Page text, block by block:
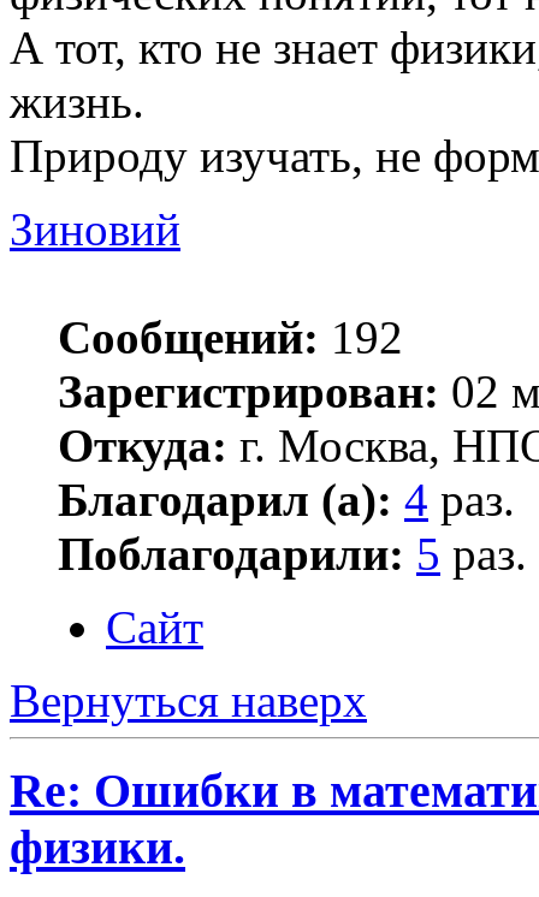
А тот, кто не знает
жизнь.
Природу изучать, не
Зиновий
Сообщений: 192
Зарегистрирован: 02
Откуда: г. Москва,
Благодарил (а): 4 раз.
Поблагодарили: 5 раз.
Сайт
Вернуться наверх
Re: Ошибки в
физики.